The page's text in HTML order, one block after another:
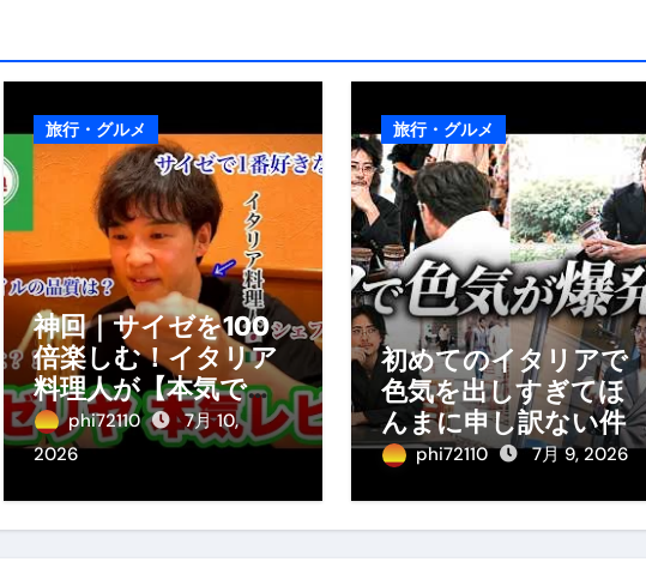
旅行・グルメ
神回｜サイゼを100
倍楽しむ！イタリア
料理人が【本気で】
料理をガチ分析して
みた。
phi72110
7月 10,
2026
旅行・グルメ
初めてのイタリアで
色気を出しすぎてほ
んまに申し訳ない件
phi72110 7月 9, 2026